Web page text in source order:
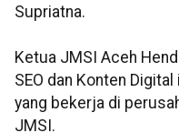
Supriatna.
Ketua JMSI Aceh
SEO dan Konten
yang bekerja di
JMSI.